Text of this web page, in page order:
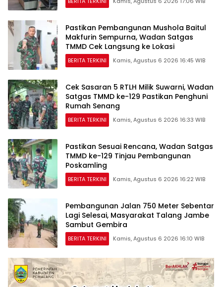
Pastikan Pembangunan Mushola Baitul
Makfurin Sempurna, Wadan Satgas
TMMD Cek Langsung ke Lokasi
BERITA TERKINI Kamis, Agustus 6 2026 16:45 WIB
Cek Sasaran 5 RTLH Milik Suwarni, Wadan
Satgas TMMD ke-129 Pastikan Penghuni
Rumah Senang
BERITA TERKINI Kamis, Agustus 6 2026 16:33 WIB
Pastikan Sesuai Rencana, Wadan Satgas
TMMD ke-129 Tinjau Pembangunan
Poskamling
BERITA TERKINI Kamis, Agustus 6 2026 16:22 WIB
Pembangunan Jalan 750 Meter Sebentar
Lagi Selesai, Masyarakat Talang Jambe
Sambut Gembira
BERITA TERKINI Kamis, Agustus 6 2026 16:10 WIB